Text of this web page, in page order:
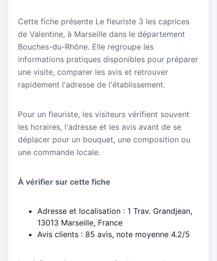
Cette fiche présente Le fleuriste 3 les caprices
de Valentine, à Marseille dans le département
Bouches-du-Rhône. Elle regroupe les
informations pratiques disponibles pour préparer
une visite, comparer les avis et retrouver
rapidement l'adresse de l'établissement.
Pour un fleuriste, les visiteurs vérifient souvent
les horaires, l'adresse et les avis avant de se
déplacer pour un bouquet, une composition ou
une commande locale.
À vérifier sur cette fiche
Adresse et localisation : 1 Trav. Grandjean,
13013 Marseille, France
Avis clients : 85 avis, note moyenne 4.2/5